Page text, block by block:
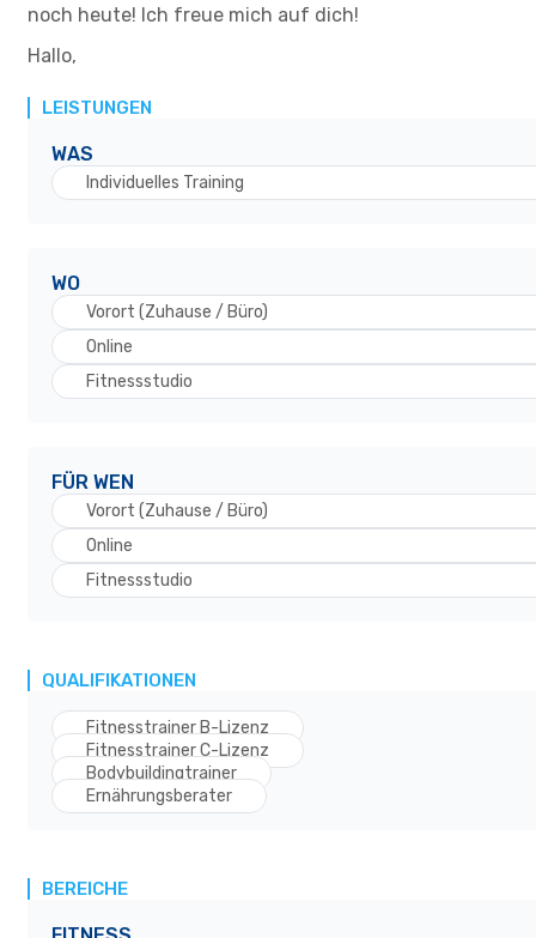
noch heute! Ich freue mich auf dich!
Hallo,
LEISTUNGEN
WAS
Individuelles Training
WO
Vorort (Zuhause / Büro)
Online
Fitnessstudio
FÜR WEN
Vorort (Zuhause / Büro)
Online
Fitnessstudio
QUALIFIKATIONEN
Fitnesstrainer B-Lizenz
Fitnesstrainer C-Lizenz
Bodybuildingtrainer
Ernährungsberater
BEREICHE